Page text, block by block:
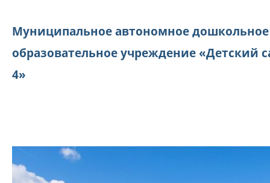
Муниципальное автономное дошкольное
образовательное учреждение «Детский
4»